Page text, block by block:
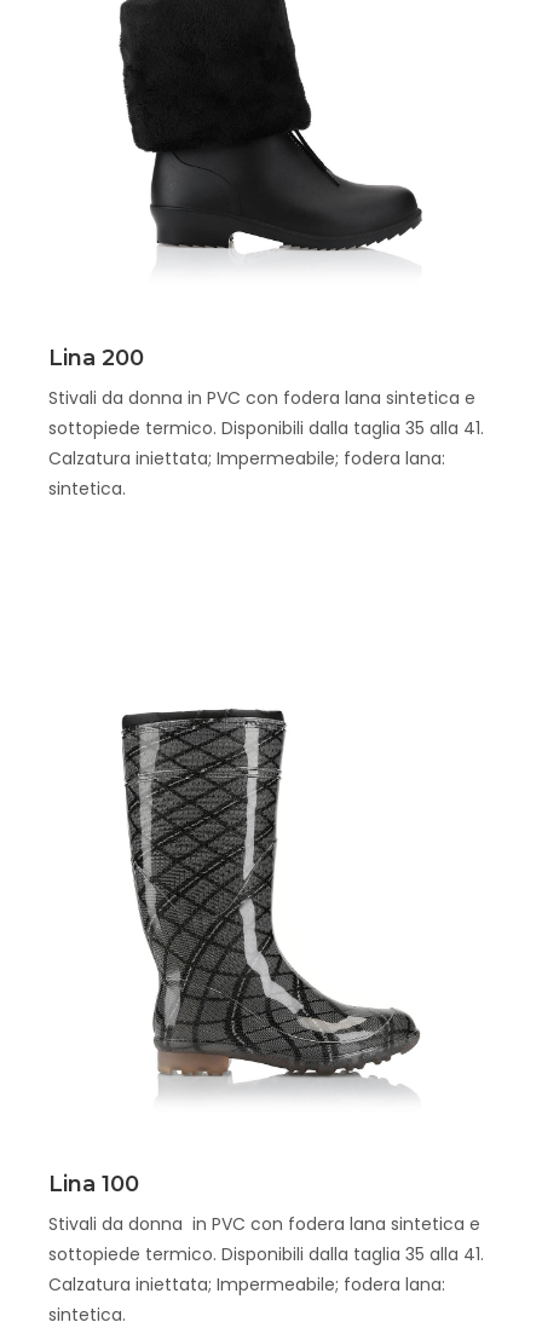
Scopri
Lina 200
Stivali da donna in PVC con fodera lana sintetica e
sottopiede termico. Disponibili dalla taglia 35 alla 41.
Calzatura iniettata; Impermeabile; fodera lana:
sintetica.
Lina 100
Stivali da donna in PVC con fodera lana sintetica e
sottopiede termico. Disponibili dalla taglia 35 alla 41.
Calzatura iniettata; Impermeabile; fodera lana:
sintetica.